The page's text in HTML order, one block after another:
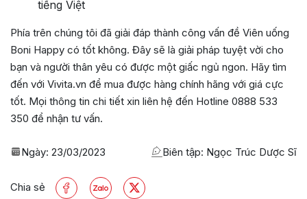
tiếng Việt
Phía trên chúng tôi đã giải đáp thành công vấn đề Viên uống
Boni Happy có tốt không. Đây sẽ là giải pháp tuyệt vời cho
bạn và người thân yêu có được một giấc ngủ ngon. Hãy tìm
đến với Vivita.vn để mua được hàng chính hãng với giá cực
tốt. Mọi thông tin chi tiết xin liên hệ đến Hotline 0888 533
350 để nhận tư vấn.
Ngày: 23/03/2023 Biên tập: Ngọc Trúc Dược Sĩ
Chia sẻ